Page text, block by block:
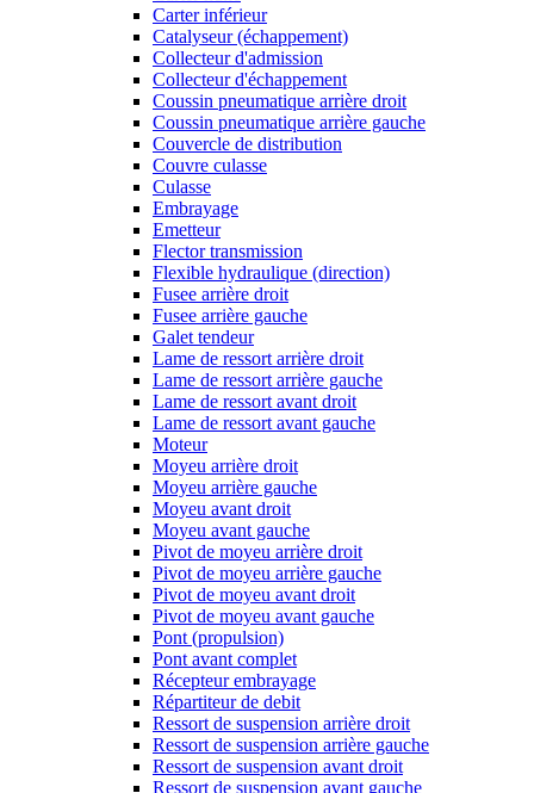
Carter inférieur
Catalyseur (échappement)
Collecteur d'admission
Collecteur d'échappement
Coussin pneumatique arrière droit
Coussin pneumatique arrière gauche
Couvercle de distribution
Couvre culasse
Culasse
Embrayage
Emetteur
Flector transmission
Flexible hydraulique (direction)
Fusee arrière droit
Fusee arrière gauche
Galet tendeur
Lame de ressort arrière droit
Lame de ressort arrière gauche
Lame de ressort avant droit
Lame de ressort avant gauche
Moteur
Moyeu arrière droit
Moyeu arrière gauche
Moyeu avant droit
Moyeu avant gauche
Pivot de moyeu arrière droit
Pivot de moyeu arrière gauche
Pivot de moyeu avant droit
Pivot de moyeu avant gauche
Pont (propulsion)
Pont avant complet
Récepteur embrayage
Répartiteur de debit
Ressort de suspension arrière droit
Ressort de suspension arrière gauche
Ressort de suspension avant droit
Ressort de suspension avant gauche